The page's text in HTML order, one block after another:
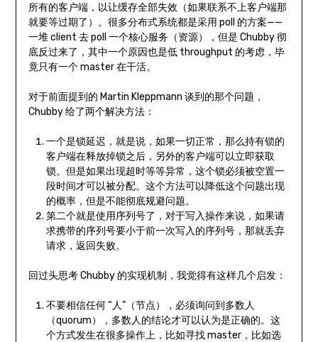
所有的客户端，以让缓存全部失效（如果联系不上客户端那
就要等过期了）。很多分布式系统都是采用 poll 的方案——
一堆 client 去 poll 一个核心服务（资源），但是 Chubby 彻
底反过来了，其中一个原因也是低 throughput 的考虑，毕
竟只有一个 master 在干活。
对于前面提到的 Martin Kleppmann 谈到的那个问题，
Chubby 给了两个解决方法：
一个是锁延迟，就是说，如果一切正常，那么持有锁的
客户端在释放掉锁之后，另外的客户端可以立即获取
锁。但是如果出现超时等等异常，这个锁必须被空置一
段时间才可以被分配。这个方法可以降低这个问题出现
的概率，但是不能彻底规避问题。
第二个就是使用序列号了，对于写入操作来说，如果请
求携带的序列号要小于前一次写入的序列号，那就丢弃
请求，返回失败。
回过头思考 Chubby 的实现机制，我觉得有这样几个启发：
不要相信任何 “人”（节点），必须询问到多数人
（quorum），多数人的结论才可以认为是正确的。这
个方式发生在很多操作上，比如寻找 master，比如选